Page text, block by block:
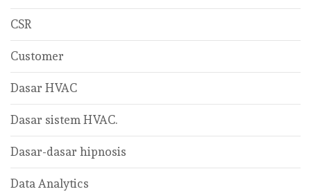
CSR
Customer
Dasar HVAC
Dasar sistem HVAC.
Dasar-dasar hipnosis
Data Analytics